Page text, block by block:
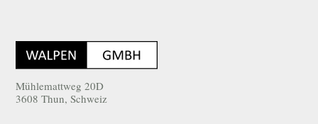
Mühlemattweg 20D
3608 Thun, Schweiz